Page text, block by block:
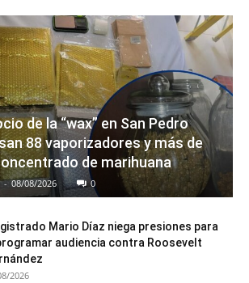
de la “wax” en San Pedro
88 vaporizadores y más de
de marihuana
- 08/08/2026 0
Mario Díaz niega presiones para
audiencia contra Roosevelt
2026